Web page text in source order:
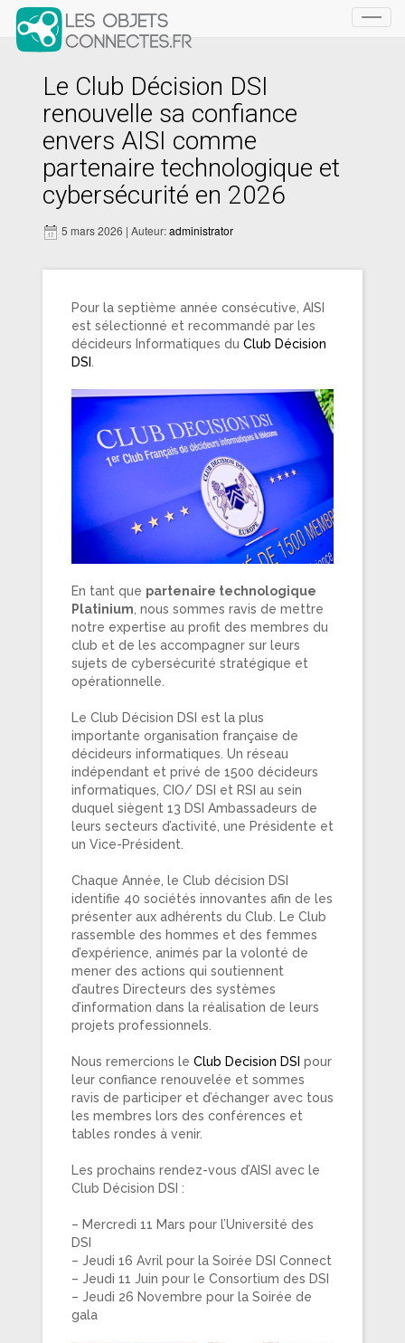
Le Club Décision DSI
renouvelle sa confiance
envers AISI comme
partenaire technologique et
cybersécurité en 2026
5 mars 2026 | Auteur:administrator
Pour la septième année consécutive, AISI
est sélectionné et recommandé par les
décideurs Informatiques du Club Décision
DSI
En tant que partenaire technologique
Platinium , nous sommes ravis de mettre
notre expertise au profit des membres du
club et de les accompagner sur leurs
sujets de cybersécurité stratégique et
opérationnelle.
Le Club Décision DSI est la plus
importante organisation française de
décideurs informatiques. Un réseau
indépendant et privé de 1500 décideurs
informatiques, CIO/ DSI et RSI au sein
duquel siègent 13 DSI Ambassadeurs de
leurs secteurs d’activité, une Présidente et
un Vice-Président.
Chaque Année, le Club décision DSI
identifie 40 sociétés innovantes afin de les
présenter aux adhérents du Club. Le Club
rassemble des hommes et des femmes
d’expérience, animés par la volonté de
mener des actions qui soutiennent
d’autres Directeurs des systèmes
d’information dans la réalisation de leurs
projets professionnels.
Nous remercions le Club Decision DSI pour
leur confiance renouvelée et sommes
ravis de participer et d’échanger avec tous
les membres lors des conférences et
tables rondes à venir.
Les prochains rendez-vous d’AISI avec le
Club Décision DSI :
– Mercredi 11 Mars pour l’Université des
DSI
– Jeudi 16 Avril pour la Soirée DSI Connect
– Jeudi 11 Juin pour le Consortium des DSI
– Jeudi 26 Novembre pour la Soirée de
gala